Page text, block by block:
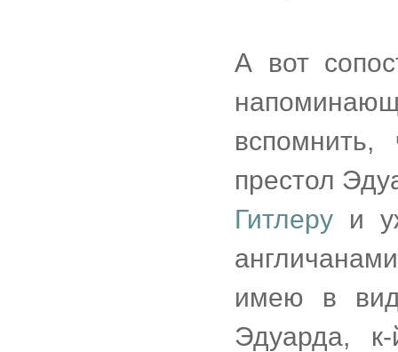
А вот
престол
Гитлеру и
имею в
Эдуарда,